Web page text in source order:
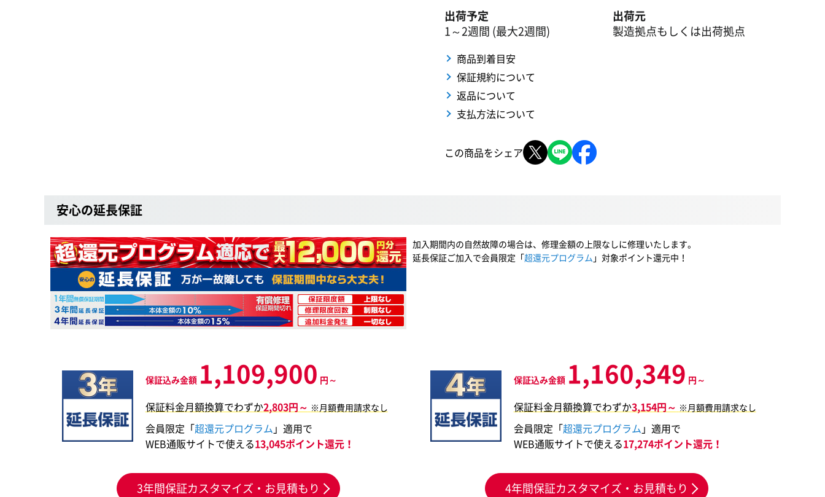
出荷予定
1～2週間 (最大2週間)
出荷元
製造拠点もしくは出荷拠点
商品到着目安
保証規約について
返品について
支払方法について
この商品をシェア
安心の延長保証
加入期間内の自然故障の場合は、修理金額の上限なしに修理いたします。
延長保証ご加入で会員限定「超還元プログラム 」対象ポイント還元中！
保証込み金額 1,109,900 円～
保証料金月額換算でわずか2,803円～ ※月額費用請求なし
会員限定「超還元プログラム 」適用で
WEB通販サイトで使える13,045ポイント還元！
3年間保証カスタマイズ・お見積もり
保証込み金額 1,160,349 円～
保証料金月額換算でわずか3,154円～ ※月額費用請求なし
会員限定「超還元プログラム 」適用で
WEB通販サイトで使える17,274ポイント還元！
4年間保証カスタマイズ・お見積もり